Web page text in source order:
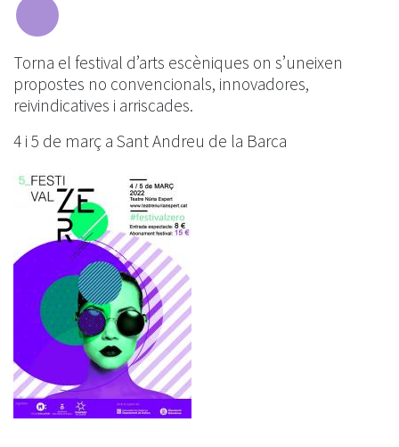
Torna el festival d’arts escèniques on s’uneixen
propostes no convencionals, innovadores,
reivindicatives i arriscades.
4 i 5 de març a Sant Andreu de la Barca